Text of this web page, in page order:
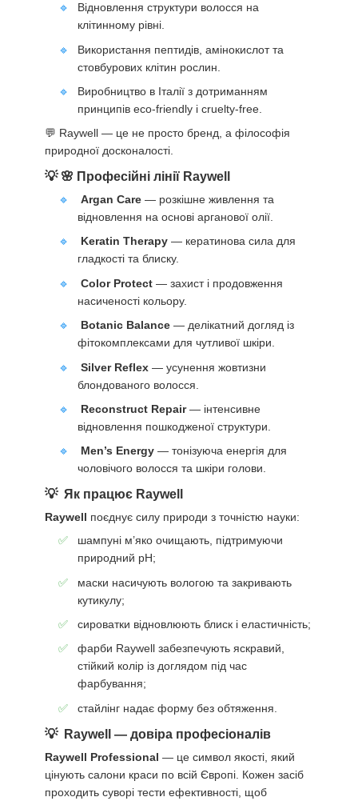
Відновлення структури волосся на
клітинному рівні.
Використання пептидів, амінокислот та
стовбурових клітин рослин.
Виробництво в Італії з дотриманням
принципів eco-friendly і cruelty-free.
💬 Raywell — це не просто бренд, а філософія
природної досконалості.
🌸 Професійні лінії Raywell
Argan Care— розкішне живлення та
відновлення на основі арганової олії.
Keratin Therapy— кератинова сила для
гладкості та блиску.
Color Protect— захист і продовження
насиченості кольору.
Botanic Balance— делікатний догляд із
фітокомплексами для чутливої шкіри.
Silver Reflex— усунення жовтизни
блондованого волосся.
Reconstruct Repair— інтенсивне
відновлення пошкодженої структури.
Men’s Energy— тонізуюча енергія для
чоловічого волосся та шкіри голови.
Як працює Raywell
Raywell поєднує силу природи з точністю науки:
шампуні м’яко очищають, підтримуючи
природний pH;
маски насичують вологою та закривають
кутикулу;
сироватки відновлюють блиск і еластичність;
фарби Raywell забезпечують яскравий,
стійкий колір із доглядом під час
фарбування;
стайлінг надає форму без обтяження.
Raywell — довіра професіоналів
Raywell Professional — це символ якості, який
цінують салони краси по всій Європі. Кожен засіб
проходить суворі тести ефективності, щоб